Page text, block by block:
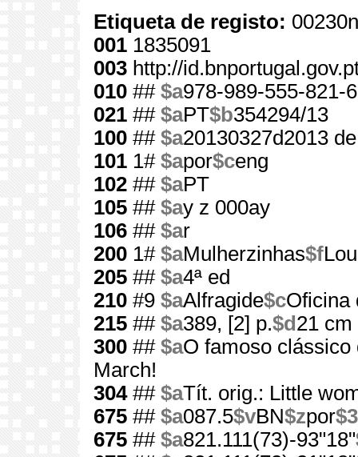
Etiqueta de registo:
001 1835091
003 http://
010 ## $a978-989-555-821-6
021 ## $aPT$b354294/13
100 ## $a20130327d2013
101 1# $apor$ceng
102 ## $aPT
105 ## $ay z 000ay
106 ## $ar
200 1# $aMulherzinhas$f
205 ## $a4ª ed
210 #9 $aAlfragide$cOficina
215 ## $a389, [2] p.$d 21 cm
300 ## $aO famoso
March!
304## $aTít. orig.: Little
675 ## $a087.5$vBN$zpor$3
675 ## $a821.111(73)-93"18"